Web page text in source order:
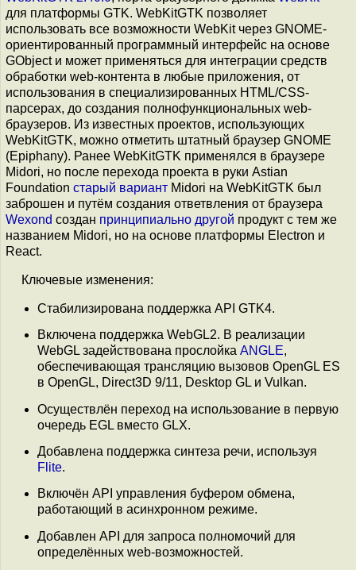
для платформы GTK. WebKitGTK позволяет
использовать все возможности WebKit через GNOME-
ориентированный программный интерфейс на основе
GObject и может применяться для интеграции средств
обработки web-контента в любые приложения, от
использования в специализированных HTML/CSS-
парсерах, до создания полнофункциональных web-
браузеров. Из известных проектов, использующих
WebKitGTK, можно отметить штатный браузер GNOME
(Epiphany). Ранее WebKitGTK применялся в браузере
Midori, но после перехода проекта в руки Astian
Foundation старый вариант Midori на WebKitGTK был
заброшен и путём создания ответвления от браузера
Wexond создан принципиально другой продукт с тем же
названием Midori, но на основе платформы Electron и
React.
Ключевые изменения:
Стабилизирована поддержка API GTK4.
Включена поддержка WebGL2. В реализации
WebGL задействована прослойка ANGLE,
обеспечивающая трансляцию вызовов OpenGL ES
в OpenGL, Direct3D 9/11, Desktop GL и Vulkan.
Осуществлён переход на использование в первую
очередь EGL вместо GLX.
Добавлена поддержка синтеза речи, используя
Flite.
Включён API управления буфером обмена,
работающий в асинхронном режиме.
Добавлен API для запроса полномочий для
определённых web-возможностей.